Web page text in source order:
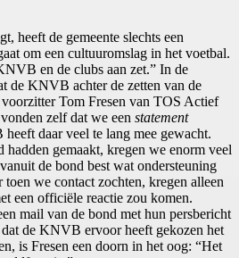
heeft de gemeente slechts een
om een cultuuromslag in het voetbal.
en de clubs aan zet.” In de
de KNVB achter de zetten van de
Tom Fresen van TOS Actief
zelf dat we een statement
daar veel te lang mee gewacht.
hadden gemaakt, kregen we enorm veel
de bond best wat ondersteuning
we contact zochten, kregen alleen
een officiële reactie zou komen.
mail van de bond met hun persbericht
de KNVB ervoor heeft gekozen het
is Fresen een doorn in het oog: “Het